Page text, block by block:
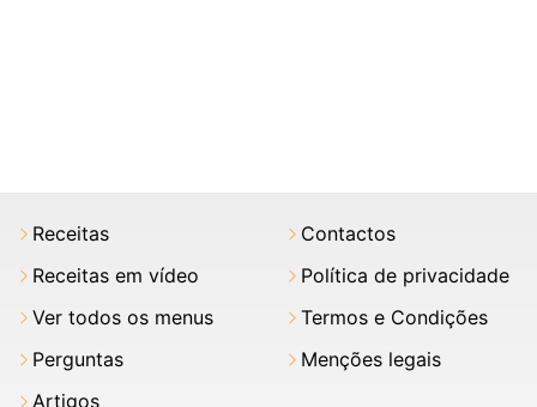
Receitas
Receitas em vídeo
Ver todos os menus
Perguntas
Artigos
Contactos
Política de privacidade
Termos e Condições
Menções legais